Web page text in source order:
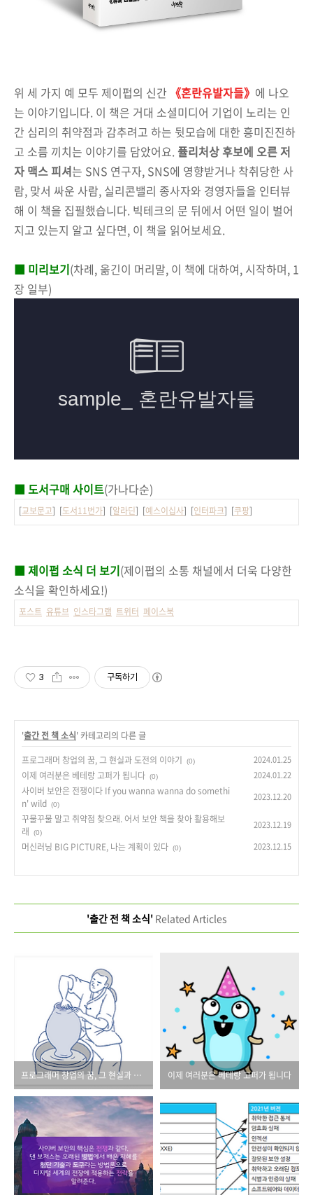
위 세 가지 예 모두 제이펍의 신간 《혼란유발자들》 에 나오
는 이야기입니다. 이 책은 거대 소셜미디어 기업이 노리는 인
간 심리의 취약점과 감추려고 하는 뒷모습에 대한 흥미진진하
고 소름 끼치는 이야기를 담았어요.퓰리처상 후보에 오른 저
자 맥스 피셔는 SNS 연구자, SNS에 영향받거나 착취당한 사
람, 맞서 싸운 사람, 실리콘밸리 종사자와 경영자들을 인터뷰
해 이 책을 집필했습니다. 빅테크의 문 뒤에서 어떤 일이 벌어
지고 있는지 알고 싶다면, 이 책을 읽어보세요.
■ 미리보기(차례, 옮긴이 머리말, 이 책에 대하여, 시작하며, 1
장 일부)
■ 도서구매 사이트(가나다순)
[교보문고] [도서11번가] [알라딘] [예스이십사] [인터파크] [쿠팡]
■ 제이펍 소식 더 보기(제이펍의 소통 채널에서 더욱 다양한
소식을 확인하세요!)
포스트 유튜브 인스타그램 트위터 페이스북
3 구독하기
'출간 전 책 소식' 카테고리의 다른 글
프로그래머 창업의 꿈, 그 현실과 도전의 이야기
(0) 2024.01.25
이제 여러분은 베테랑 고퍼가 됩니다 (0) 2024.01.22
사이버 보안은 전쟁이다 If you wanna wanna do somethi
n' wild (0)
2023.12.20
꾸물꾸물 말고 취약점 찾으래. 어서 보안 책을 찾아 활용해보
래
(0)
2023.12.19
머신러닝 BIG PICTURE, 나는 계획이 있다 (0) 2023.12.15
'출간 전 책 소식'Related Articles
프로그래머 창업의 꿈, 그 현실과 도전의 이야기 이제 여러분은 베테랑 고퍼가 됩니다